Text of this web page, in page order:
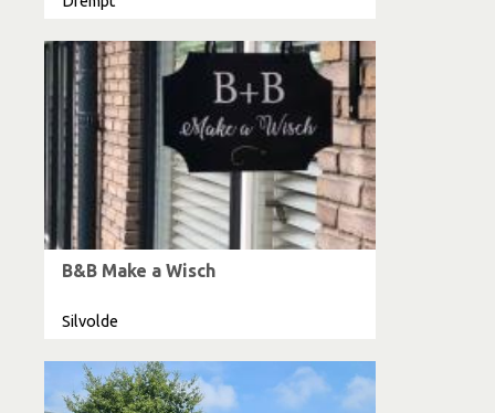
B&B Make a Wisch
Silvolde